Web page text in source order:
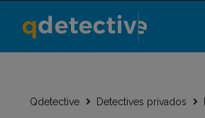
Qdetective Detectives privados